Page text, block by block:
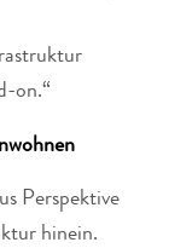
on.“
Perspektive
hinein.